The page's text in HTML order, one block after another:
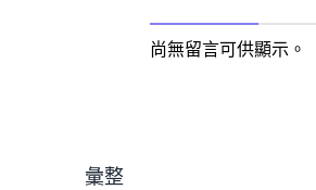
尚無留言可供顯示。
彙整